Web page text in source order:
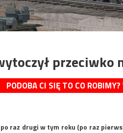
przeciwko
PODOBA CI SIĘ TO CO
raz drugi w tym roku (po raz